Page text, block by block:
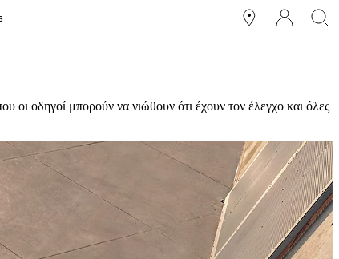
οι οδηγοί μπορούν να νιώθουν ότι έχουν τον έλεγχο και όλες